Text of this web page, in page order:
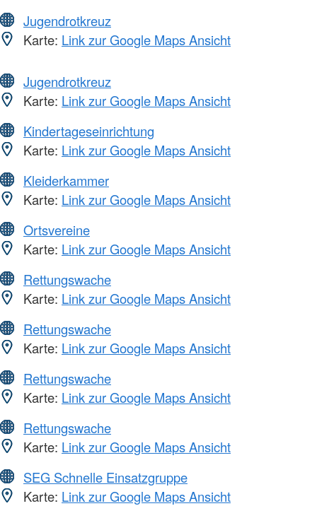
Jugendrotkreuz
Karte: Link zur Google Maps Ansicht
Jugendrotkreuz
Karte: Link zur Google Maps Ansicht
Kindertageseinrichtung
Karte: Link zur Google Maps Ansicht
Kleiderkammer
Karte: Link zur Google Maps Ansicht
Ortsvereine
Karte: Link zur Google Maps Ansicht
Rettungswache
Karte: Link zur Google Maps Ansicht
Rettungswache
Karte: Link zur Google Maps Ansicht
Rettungswache
Karte: Link zur Google Maps Ansicht
Rettungswache
Karte: Link zur Google Maps Ansicht
SEG Schnelle Einsatzgruppe
Karte: Link zur Google Maps Ansicht